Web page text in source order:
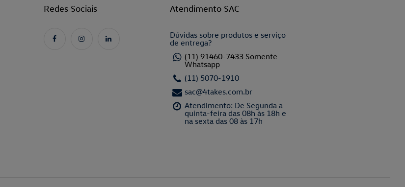
Redes Sociais Atendimento SAC
Dúvidas sobre produtos e serviço
de entrega?
(11) 91460-7433 Somente
Whatsapp
(11) 5070-1910
sac@4takes.com.br
Atendimento: De Segunda a
quinta-feira das 08h às 18h e
na sexta das 08 às 17h